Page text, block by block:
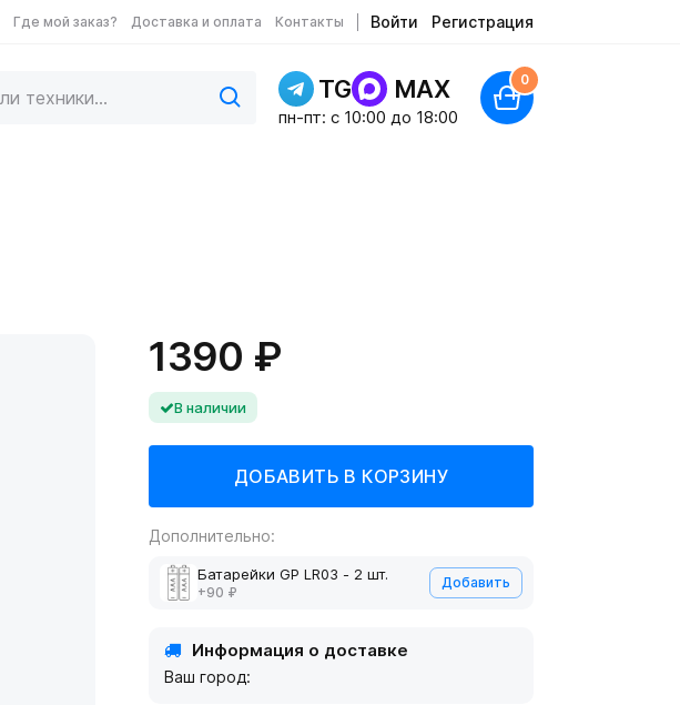
Где мой заказ? Доставка и оплата Контакты Войти Регистрация
TG MAX
пн-пт: c 10:00 до 18:00
0
1390 ₽
В наличии
Дополнительно:
Батарейки GP LR03 - 2 шт.
+90 ₽
Добавить
Информация о доставке
Ваш город: